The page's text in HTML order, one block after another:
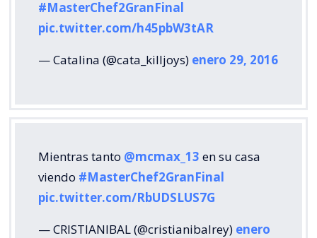
#MasterChef2GranFinal
pic.twitter.com/h45pbW3tAR
— Catalina (@cata_killjoys) enero 29, 2016
Mientras tanto @mcmax_13 en su casa
viendo #MasterChef2GranFinal
pic.twitter.com/RbUDSLUS7G
— CRISTIANIBAL (@cristianibalrey) enero